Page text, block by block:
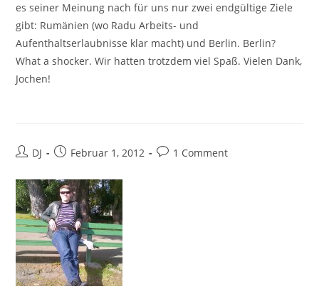
es seiner Meinung nach für uns nur zwei endgültige Ziele
gibt: Rumänien (wo Radu Arbeits- und
Aufenthaltserlaubnisse klar macht) und Berlin. Berlin?
What a shocker. Wir hatten trotzdem viel Spaß. Vielen Dank,
Jochen!
Beitrags-
DJ
BeitragFebruar 1, 2012
Beitrags-
1 Comment